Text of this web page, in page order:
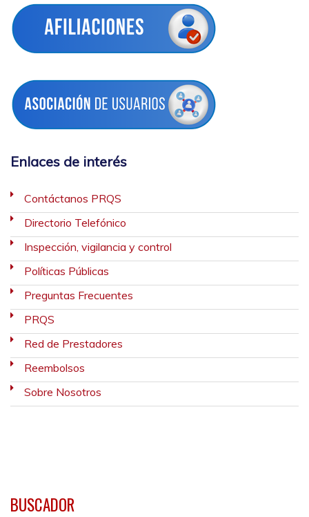
Enlaces de interés
Contáctanos PRQS
Directorio Telefónico
Inspección, vigilancia y control
Políticas Públicas
Preguntas Frecuentes
PRQS
Red de Prestadores
Reembolsos
Sobre Nosotros
BUSCADOR